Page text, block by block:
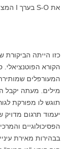
את S-O בערך I המציין את מנת-המשכל שלו, S-O)/I=C)?
כזו הייתה הביקורת
הקורא
המעורפלים
מילים. מעתה יקבל
תוגש לו מפורקת
יעמוד תרגום
הפסיכולוגיים
בבהירות מאירת